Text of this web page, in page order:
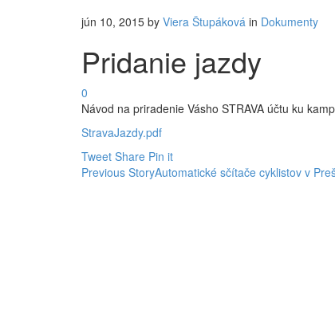
jún 10, 2015 by Viera Štupáková in Dokumenty
Pridanie jazdy
0
Návod na priradenie Vásho STRAVA účtu ku
StravaJazdy.pdf
Tweet Share Pin it
Previous StoryAutomatické sčítače cyklistov v